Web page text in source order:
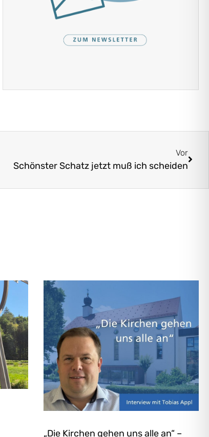
Vor
Schönster Schatz jetzt muß ich scheiden
„Die Kirchen gehen uns alle an“ –